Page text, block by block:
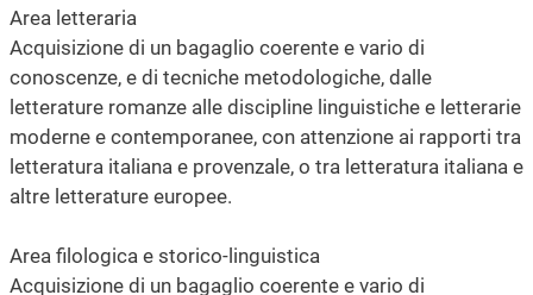
Area letteraria
Acquisizione di un bagaglio coerente e vario di
conoscenze, e di tecniche metodologiche, dalle
letterature romanze alle discipline linguistiche e letterarie
moderne e contemporanee, con attenzione ai rapporti tra
letteratura italiana e provenzale, o tra letteratura italiana e
altre letterature europee.
Area filologica e storico-linguistica
Acquisizione di un bagaglio coerente e vario di